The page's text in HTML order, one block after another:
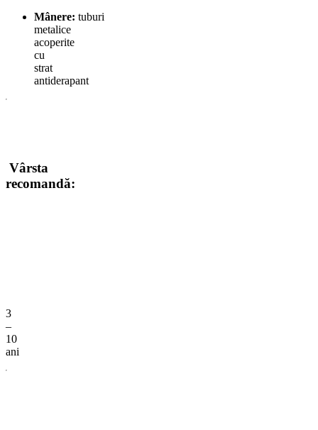
Mânere: tuburi
metalice
acoperite
cu
strat
antiderapant
Vârsta
recomandă:
3
–
10
ani